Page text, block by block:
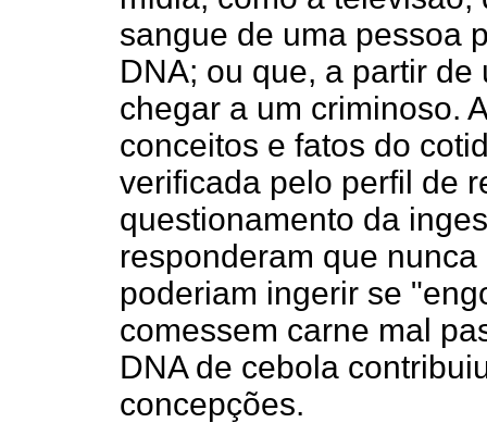
sangue de uma pessoa
DNA; ou que, a partir
chegar a um criminoso.
conceitos e fatos do
verificada pelo perfil de
questionamento da
responderam que
poderiam ingerir se
comessem carne mal
DNA de cebola
concepções.